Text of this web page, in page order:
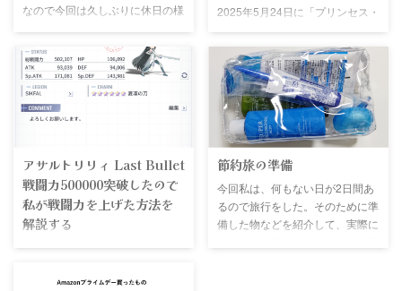
なので今回は久しぶりに休日の様
2025年12月14日、新宿のウイン
ズで競馬をしてきた この日は阪
神ジュベナイルフィリーズと香港
国際競争があったので馬券を買う
ために訪れた 阪神ジュベナイル
った めちゃくちゃ自信があった
ので普段は買わない3連単で勝
負！！ まさかの大的中！！ めち
ゃくちゃうれしかった 香港カッ
から三連複を購入 ...
2025年5月24日に「プリンセス・
プリンシパル Crown Handler 第4
章」の映画に行きました とても
面白く次回が楽しみになりました
今回は買ってきたグッズを紹介し
たり一日を振り返っていこうと思
います 今回出かけた場所 今回は
以下の条件を満たす場所の映画館
ンズか競馬場に近い TOHOシネマ
ズの映画チケットを使いたい し
かしまさかの特別料金でチケット
などは使用できないとのこと な
アサルトリリィ Last Bullet
戦闘力500000突破したので
私が戦闘力を上げた方法を
解説する
私がアサルトリリィ Last Bulletを
とメインユニットの戦闘力が
節約旅の準備
今回私は、何もない日が2日間あ
るので旅行をした。そのために準
備した物などを紹介して、実際に